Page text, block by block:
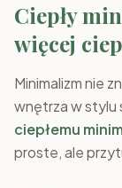
Ciepły
więcej
Minimalizm nie
wnętrza w stylu
ciepłemu
proste, ale